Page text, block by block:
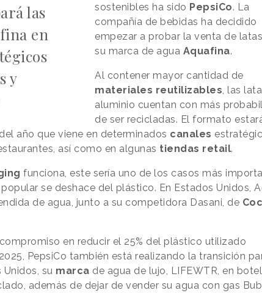
las
en
y
sostenibles ha sido PepsiCo. La
compañía de bebidas ha decidido
empezar a probar la venta de
su marca de agua Aquafina.
Al contener mayor cantidad de
materiales reutilizables , las
aluminio cuentan con más
de ser recicladas. El formato
año que viene en determinados canales
así como en algunas tiendas retail.
funciona, este sería uno de los casos más
se deshace del plástico. En Estados Unidos,
de agua, junto a su competidora Dasani, de
en reducir el 25% del plástico utilizado
PepsiCo también está realizando la transición
su marca de agua de lujo, LIFEWTR, en
además de dejar de vender su agua con gas